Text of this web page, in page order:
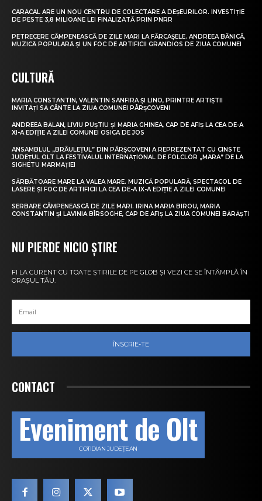
CARACAL ARE UN NOU CENTRU DE COLECTARE A DEȘEURILOR. INVESTIȚIE
DE PESTE 3,8 MILIOANE LEI FINALIZATĂ PRIN PNRR
PETRECERE CÂMPENEASCĂ DE ZILE MARI LA FĂRCAȘELE. ANDREEA BĂNICĂ,
MUZICĂ POPULARĂ ȘI UN FOC DE ARTIFICII GRANDIOS DE ZIUA COMUNEI
CULTURĂ
MARIA CONSTANTIN, VALENTIN SANFIRA ȘI LINO, PRINTRE ARTIȘTII
INVITAȚI SĂ CÂNTE LA ZIUA COMUNEI PÂRȘCOVENI
ANDREEA BĂLAN, LIVIU PUȘTIU ȘI MARIA GHINEA, CAP DE AFIȘ LA CEA DE-A
XI-A EDIȚIE A ZILEI COMUNEI OSICA DE JOS
ANSAMBLUL „BRÂULEȚUL” DIN PÂRȘCOVENI A REPREZENTAT CU CINSTE
JUDEȚUL OLT LA FESTIVALUL INTERNAȚIONAL DE FOLCLOR „MARA” DE LA
SIGHETU MARMAȚIEI
SĂRBĂTOARE MARE LA VALEA MARE. MUZICĂ POPULARĂ, SPECTACOL DE
LASERE ȘI FOC DE ARTIFICII LA CEA DE-A IX-A EDIȚIE A ZILEI COMUNEI
SERBARE CÂMPENEASCĂ DE ZILE MARI. IRINA MARIA BIROU, MARIA
CONSTANTIN ȘI LAVINIA BÎRSOGHE, CAP DE AFIȘ LA ZIUA COMUNEI BĂRĂȘTI
NU PIERDE NICIO ȘTIRE
FI LA CURENT CU TOATE ȘTIRILE DE PE GLOB ȘI VEZI CE SE ÎNTÂMPLĂ ÎN
ORAȘUL TĂU.
ÎNSCRIE-TE
CONTACT
Eveniment de Olt
COTIDIAN JUDEȚEAN